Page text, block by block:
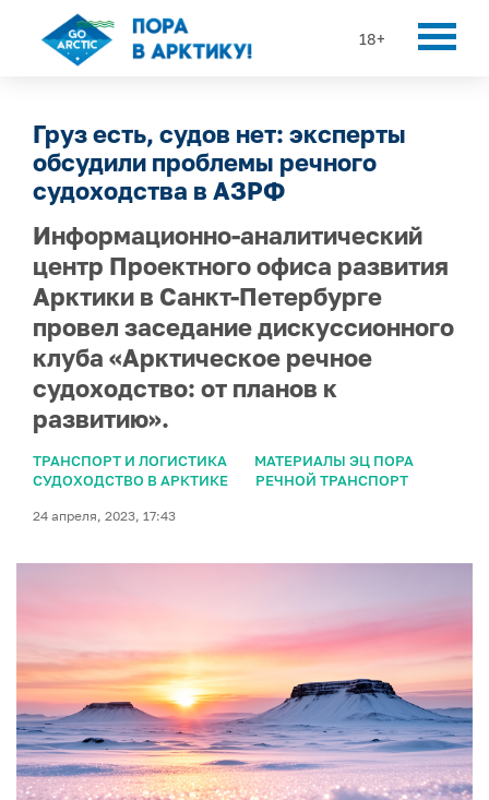
18+
Груз есть, судов нет: эксперты
обсудили проблемы речного
судоходства в АЗРФ
Информационно-аналитический
центр Проектного офиса развития
Арктики в Санкт-Петербурге
провел заседание дискуссионного
клуба «Арктическое речное
судоходство: от планов к
развитию».
ТРАНСПОРТ И ЛОГИСТИКА
МАТЕРИАЛЫ ЭЦ ПОРА
СУДОХОДСТВО В АРКТИКЕ
РЕЧНОЙ ТРАНСПОРТ
24 апреля, 2023, 17:43